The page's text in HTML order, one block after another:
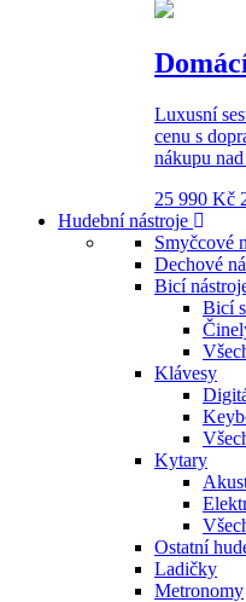
Luxusní
cenu s
nákupu
25 990 Kč
Hudební nástroje
Smyčcové
Dechové
Bicí
Bicí
Klávesy
Kytary
Ostatní
Ladičky
Metronomy